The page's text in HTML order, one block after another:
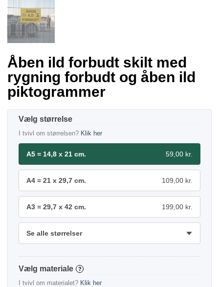
Åben ild forbudt skilt med
rygning forbudt og åben ild
piktogrammer
størrelse
I tvivl om størrelsen? Klik her
A5 = 14,8 x 21 cm. 59,00 kr.
A4 = 21 x 29,7 cm. 109,00 kr.
A3 = 29,7 x 42 cm. 199,00 kr.
Se alle størrelser
materiale ?
I tvivl om materialet? Klik her